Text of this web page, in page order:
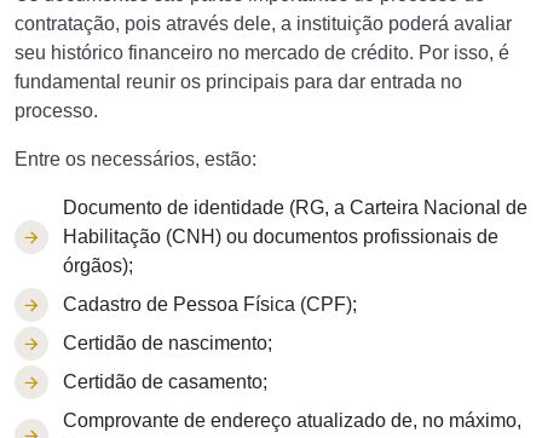
contratação, pois através dele, a instituição poderá avaliar
seu histórico financeiro no mercado de crédito. Por isso, é
fundamental reunir os principais para dar entrada no
processo.
Entre os necessários, estão:
Documento de identidade (RG, a Carteira Nacional de
Habilitação (CNH) ou documentos profissionais de
órgãos);
Cadastro de Pessoa Física (CPF);
Certidão de nascimento;
Certidão de casamento;
Comprovante de endereço atualizado de, no máximo,